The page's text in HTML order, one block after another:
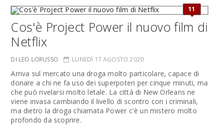
11
Cos'è Project Power il nuovo film di
Netflix
DI LEO LORUSSO LUNEDÌ 17 AGOSTO 2020
Arriva sul mercato una droga molto particolare, capace di
donare a chi ne fa uso dei superpoteri per cinque minuti, ma
che può rivelarsi molto letale. La città di New Orleans ne
viene invasa cambiando il livello di scontro con i criminali,
ma dietro la droga chiamata Power c'è un mistero molto
profondo da scoprire.